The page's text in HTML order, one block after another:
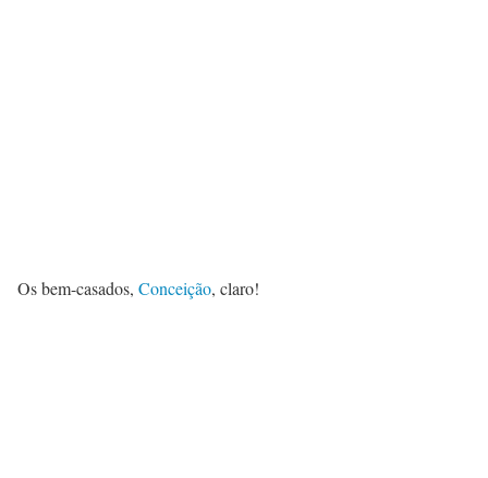
Os bem-casados, Conceição, claro!